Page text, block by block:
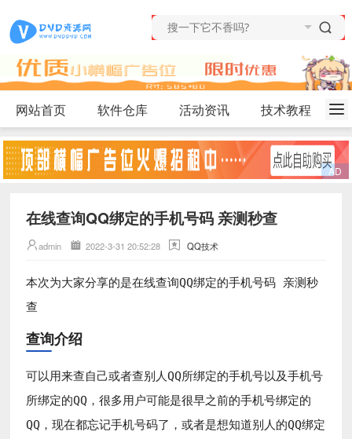
网站首页 软件仓库 活动资讯 技术教程
在线查询QQ绑定的手机号码 亲测秒查
admin 2022-3-31 20:52:28 QQ技术
本次为大家分享的是在线查询QQ绑定的手机号码 亲测秒
查
查询介绍
可以用来查自己或者查别人QQ所绑定的手机号以及手机号
所绑定的QQ，很多用户可能是很早之前的手机号绑定的
QQ，现在都忘记手机号码了，或者是想知道别人的QQ绑定